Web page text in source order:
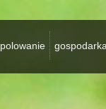
polowanie gospodarka